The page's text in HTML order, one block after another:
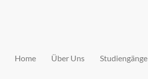
Home Über Uns Studiengänge